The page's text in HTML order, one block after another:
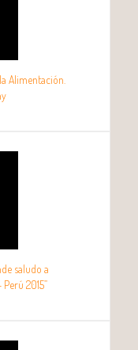
Alimentación.
saludo a
2015”